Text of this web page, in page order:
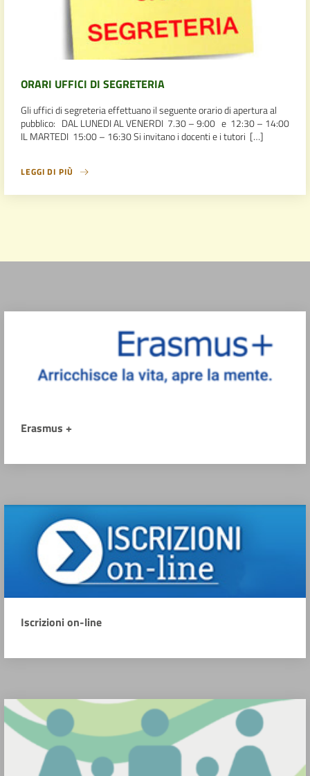
ORARI UFFICI DI SEGRETERIA
Gli uffici di segreteria effettuano il seguente orario di apertura al
pubblico: DAL LUNEDI AL VENERDI 7.30 – 9:00 e 12:30 – 14:00
IL MARTEDI 15:00 – 16:30 Si invitano i docenti e i tutori […]
LEGGI DI PIÙ
Erasmus +
Iscrizioni on-line